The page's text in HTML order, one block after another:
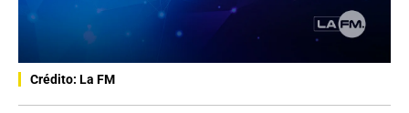
Crédito: La FM